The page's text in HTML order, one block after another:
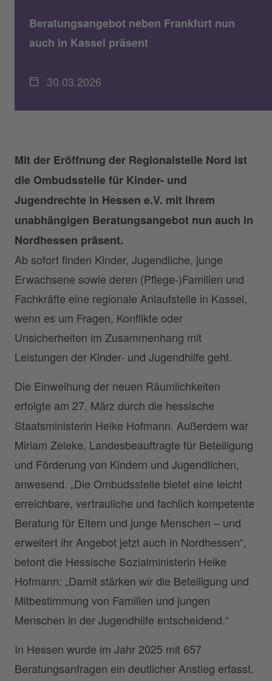
Beratungsangebot neben Frankfurt nun
auch in Kassel präsent
30.03.2026
Mit der Eröffnung der Regionalstelle Nord ist
die Ombudsstelle für Kinder- und
Jugendrechte in Hessen e.V. mit ihrem
unabhängigen Beratungsangebot nun auch in
Nordhessen präsent.
Ab sofort finden Kinder, Jugendliche, junge
Erwachsene sowie deren (Pflege-)Familien und
Fachkräfte eine regionale Anlaufstelle in Kassel,
wenn es um Fragen, Konflikte oder
Unsicherheiten im Zusammenhang mit
Leistungen der Kinder- und Jugendhilfe geht.
Die Einweihung der neuen Räumlichkeiten
erfolgte am 27. März durch die hessische
Staatsministerin Heike Hofmann. Außerdem war
Miriam Zeleke, Landesbeauftragte für Beteiligung
und Förderung von Kindern und Jugendlichen,
anwesend. „Die Ombudsstelle bietet eine leicht
erreichbare, vertrauliche und fachlich kompetente
Beratung für Eltern und junge Menschen – und
erweitert ihr Angebot jetzt auch in Nordhessen“,
betont die Hessische Sozialministerin Heike
Hofmann: „Damit stärken wir die Beteiligung und
Mitbestimmung von Familien und jungen
Menschen in der Jugendhilfe entscheidend.“
In Hessen wurde im Jahr 2025 mit 657
Beratungsanfragen ein deutlicher Anstieg erfasst.